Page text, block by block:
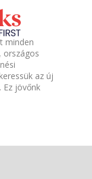
minden
országos
az új
Ez jövőnk